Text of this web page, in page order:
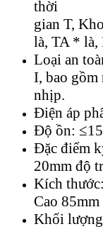
thời
gian T,
là, TA * là,
Loại an
I, bao gồm
nhịp.
Điện áp
Độ ồn:
Đặc điểm
20mm độ
Kích
Cao 85mm
Khối